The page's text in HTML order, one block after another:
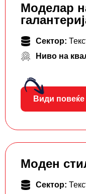
Моделар
Сектор:
Ниво на
Види повеќе
Моден
Сектор: